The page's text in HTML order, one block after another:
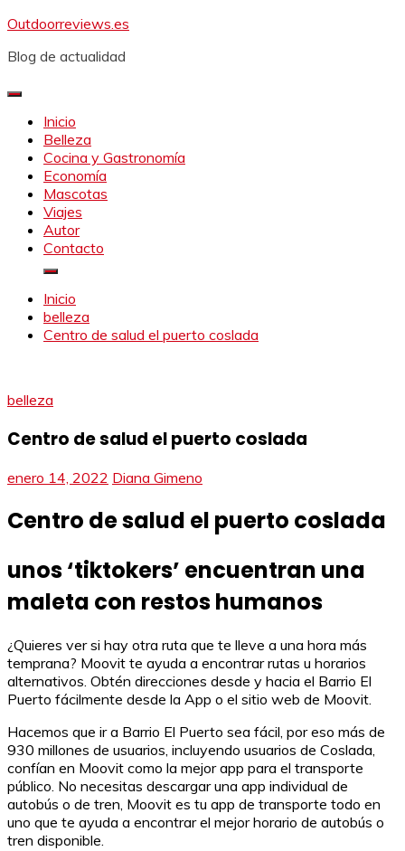
Saltar
contenido
Outdoorreviews.es
Blog de actualidad
Inicio
Belleza
Cocina y Gastronomía
Economía
Mascotas
Viajes
Autor
Contacto
Inicio
belleza
Centro de salud el puerto coslada
belleza
Centro de salud el puerto coslada
enero 14, 2022 Diana Gimeno
Centro de salud el puerto coslada
unos ‘tiktokers’ encuentran una
maleta con restos humanos
¿Quieres ver si hay otra ruta que te lleve a una hora más
temprana? Moovit te ayuda a encontrar rutas u horarios
alternativos. Obtén direcciones desde y hacia el Barrio El
Puerto fácilmente desde la App o el sitio web de Moovit.
Hacemos que ir a Barrio El Puerto sea fácil, por eso más de
930 millones de usuarios, incluyendo usuarios de Coslada,
confían en Moovit como la mejor app para el transporte
público. No necesitas descargar una app individual de
autobús o de tren, Moovit es tu app de transporte todo en
uno que te ayuda a encontrar el mejor horario de autobús o
tren disponible.